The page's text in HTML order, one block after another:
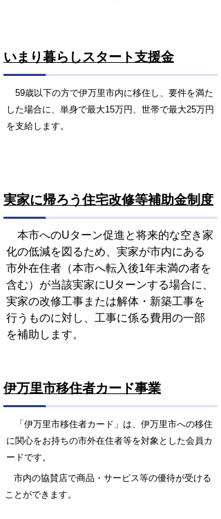
いまり暮らしスタート支援金
59歳以下の方で伊万里市内に移住し、要件を満た
した場合に、単身で最大15万円、世帯で最大25万円
を支給します。
実家に帰ろう住宅改修等補助金制度
本市へのUターン促進と将来的な空き家
化の低減を図るため、実家が市内にある
市外在住者（本市へ転入後1年未満の者を
含む）が当該実家にUターンする場合に、
実家の改修工事または解体・新築工事を
行うものに対し、工事に係る費用の一部
を補助します。
伊万里市移住者カード事業
「伊万里市移住者カード」は、伊万里市への移住
に関心をお持ちの市外在住者等を対象とした会員カ
ードです。
市内の協賛店で商品・サービス等の優待が受ける
ことができます。